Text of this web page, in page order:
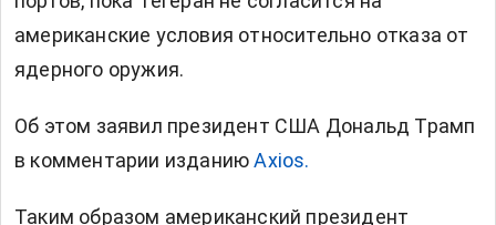
американские условия относительно отказа от
ядерного оружия.
Об этом заявил президент США Дональд Трамп
в комментарии изданию Axios.
Таким образом американский президент